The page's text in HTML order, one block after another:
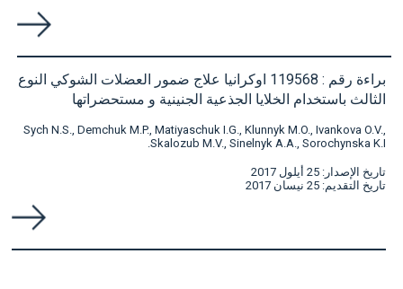
براءة رقم : 119568 اوكرانيا علاج ضمور العضلات الشوكي النوع
الثالث باستخدام الخلايا الجذعية الجنينية و مستحضراتها
Sych N.S., Demchuk M.P., Matiyaschuk I.G., Klunnyk M.O., Ivankova O.V.,
Skalozub M.V., Sinelnyk A.A., Sorochynska K.I.
تاريخ الإصدار: 25 أيلول 2017
تاريخ التقديم: 25 نيسان 2017